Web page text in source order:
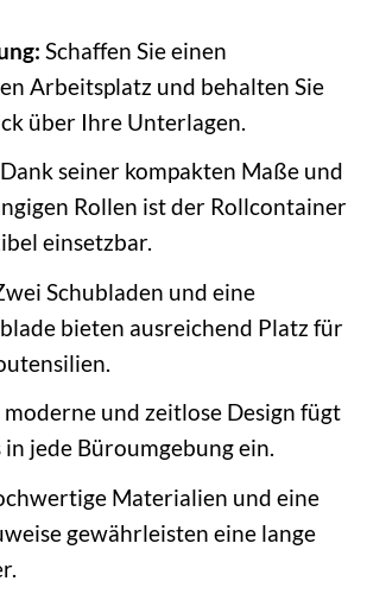
Schaffen Sie einen
Arbeitsplatz und behalten Sie
über Ihre Unterlagen.
Dank seiner kompakten Maße und
Rollen ist der Rollcontainer
einsetzbar.
Schubladen und eine
bieten ausreichend Platz für
moderne und zeitlose Design fügt
jede Büroumgebung ein.
Materialien und eine
gewährleisten eine lange